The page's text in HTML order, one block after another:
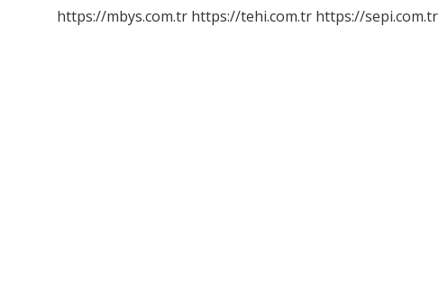
https://mbys.com.tr https://tehi.com.tr https://sepi.com.tr